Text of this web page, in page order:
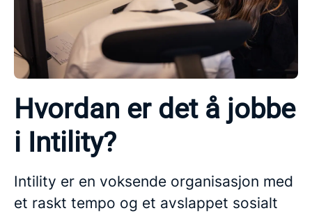
Hvordan er det å jobbe
i Intility?
Intility er en voksende organisasjon med
et raskt tempo og et avslappet sosialt